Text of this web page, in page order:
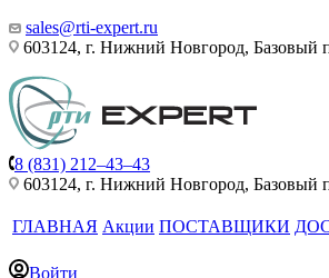
sales@rti-expert.ru
603124, г. Нижний Новгород, Базовый
8 (831) 212–43–43
603124, г. Нижний Новгород, Базовый
ГЛАВНАЯ Акции ПОСТАВЩИКИ
Войти